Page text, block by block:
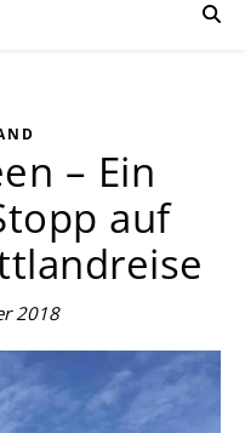
– Ein
auf
2018